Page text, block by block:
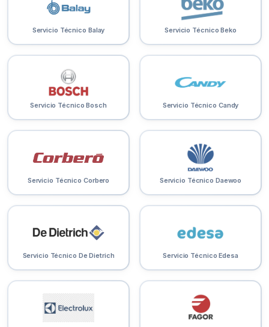
Servicio Técnico Balay Servicio Técnico Beko
Servicio Técnico Bosch Servicio Técnico Candy
Servicio Técnico Corbero Servicio Técnico Daewoo
Servicio Técnico De Dietrich Servicio Técnico Edesa